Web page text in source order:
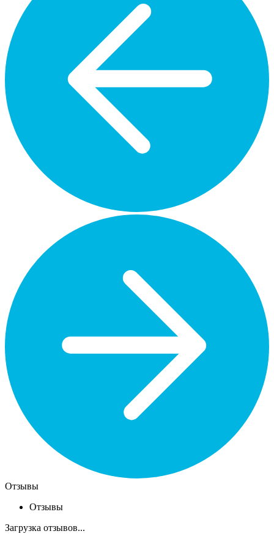
Отзывы
Отзывы
Загрузка отзывов...